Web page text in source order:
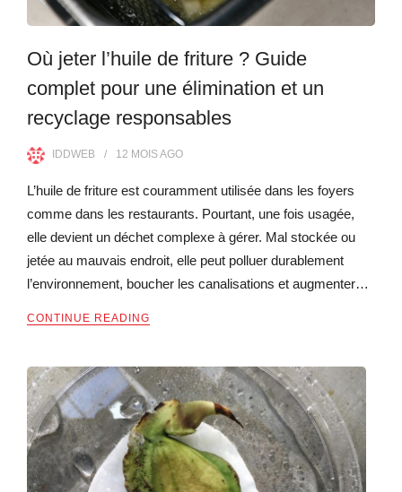
Où jeter l’huile de friture ? Guide
complet pour une élimination et un
recyclage responsables
IDDWEB 12 MOISAGO
L’huile de friture est couramment utilisée dans les foyers
comme dans les restaurants. Pourtant, une fois usagée,
elle devient un déchet complexe à gérer. Mal stockée ou
jetée au mauvais endroit, elle peut polluer durablement
l’environnement, boucher les canalisations et augmenter…
CONTINUE READING